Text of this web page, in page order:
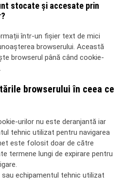
stocate și accesate prin
într-un fișier text de mici
browserului. Această
browserul până când cookie-
browserului în ceea ce
urilor nu este deranjantă iar
tehnic utilizat pentru navigarea
este folosit doar de către
termene lungi de expirare pentru
echipamentul tehnic utilizat